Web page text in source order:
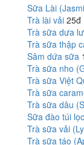
Sữa Lài
Trà lài vải 25đ
Trà sữa dưa
Trà sữa thập
Sâm dứa sữa
Trà sữa nho
Trà sữa Việt
Trà sữa
Trà sữa dâu
Sữa đào túi
Trà sữa vải
Trà sữa táo